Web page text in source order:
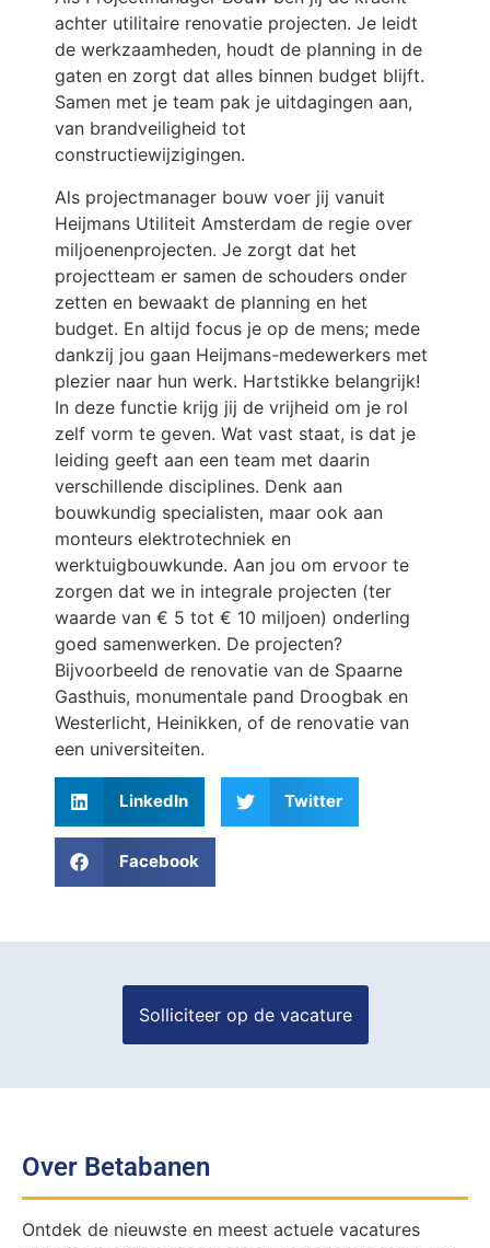
achter utilitaire renovatie projecten. Je leidt
de werkzaamheden, houdt de planning in de
gaten en zorgt dat alles binnen budget blijft.
Samen met je team pak je uitdagingen aan,
van brandveiligheid tot
constructiewijzigingen.
Als projectmanager bouw voer jij vanuit
Heijmans Utiliteit Amsterdam de regie over
miljoenenprojecten. Je zorgt dat het
projectteam er samen de schouders onder
zetten en bewaakt de planning en het
budget. En altijd focus je op de mens; mede
dankzij jou gaan Heijmans-medewerkers met
plezier naar hun werk. Hartstikke belangrijk!
In deze functie krijg jij de vrijheid om je rol
zelf vorm te geven. Wat vast staat, is dat je
leiding geeft aan een team met daarin
verschillende disciplines. Denk aan
bouwkundig specialisten, maar ook aan
monteurs elektrotechniek en
werktuigbouwkunde. Aan jou om ervoor te
zorgen dat we in integrale projecten (ter
waarde van € 5 tot € 10 miljoen) onderling
goed samenwerken. De projecten?
Bijvoorbeeld de renovatie van de Spaarne
Gasthuis, monumentale pand Droogbak en
Westerlicht, Heinikken, of de renovatie van
een universiteiten.
LinkedIn Twitter
Facebook
Over Betabanen
Ontdek de nieuwste en meest actuele vacatures